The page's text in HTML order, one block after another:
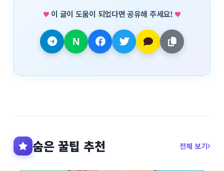
이 글이 도움이 되었다면 공유해 주세요!
숨은 꿀팁 추천 전체 보기